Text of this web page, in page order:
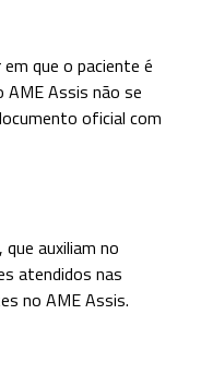
que o paciente é
AME Assis não se
oficial com
auxiliam no
atendidos nas
no AME Assis.